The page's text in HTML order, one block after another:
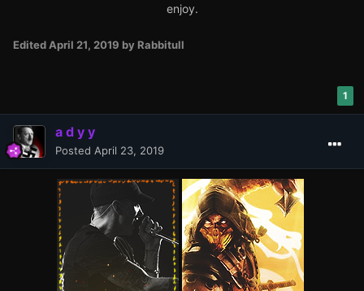
enjoy.
Edited April 21, 2019 by Rabbitull
1
a d y y
Posted April 23, 2019